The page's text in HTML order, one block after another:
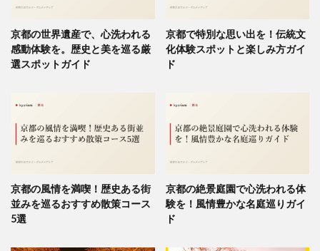
京都の世界遺産で、心洗われる
感動体験を。歴史と美を巡る厳
選スポットガイド
京都で特別な思い出を！伝統文
化体験スポットと楽しみ方ガイ
ド
京都の風情を満喫！歴史ある街
並みを巡るおすすめ散策コース
5選
京都の絶景庭園で心洗われる体
験を！風情豊かな名庭巡りガイ
ド